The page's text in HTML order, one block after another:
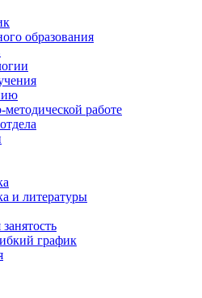
образования
работе
и литературы
график